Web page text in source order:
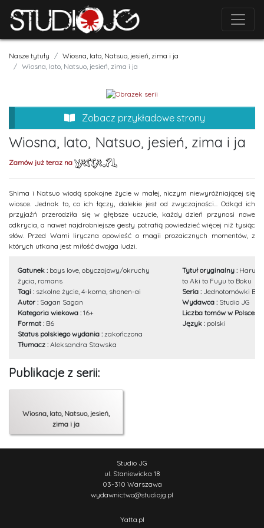
Nasze tytuły
Wiosna, lato, Natsuo, jesień, zima i ja
Wiosna, lato, Natsuo, jesień, zima i ja
Zobacz przykładowe strony
Wiosna, lato, Natsuo, jesień, zima i ja
Zamów już teraz na
Shima i Natsuo wiodą spokojne życie w małej, niczym niewyróżniającej się
wiosce. Jednak to, co ich łączy, dalekie jest od zwyczajności... Odkąd ich
przyjaźń przerodziła się w głębsze uczucie, każdy dzień przynosi nowe
odkrycia, a nawet najdrobniejsze gesty potrafią powiedzieć więcej niż tysiąc
słów. Przed Wami liryczna opowieść o magii prozaicznych momentów, z
których utkana jest miłość dwojga ludzi.
Gatunek : boys love, obyczajowy/okruchy
życia, romans
Tagi : szkolne życie, 4-koma, shonen-ai
Autor : Sagan Sagan
Kategoria wiekowa : 16+
Format : B6
Status polskiego wydania : zakończona
Tłumacz : Aleksandra Stawska
Tytuł oryginalny : Haru
to Aki to Fuyu to Boku
Seria : Jednotomówki
Wydawca : Studio JG
Liczba tomów w Polsce :
Język : polski
Publikacje z serii:
Wiosna, lato, Natsuo, jesień,
zima i ja
Studio JG
ul. Staniewicka 18
03-310 Warszawa
wydawnictwo@studiojg.pl
Yatta.pl